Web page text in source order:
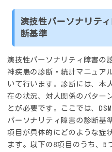
演技性パーソナリテ
断基準
演技性パーソナリティ障害の
神疾患の診断・統計マニュア
いて行います。診断には、本
在の状況、対人関係のパター
とが必要です。ここでは、
パーソナリティ障害の診断基
項目が具体的にどのような症
ます。以下の8項目のうち、5